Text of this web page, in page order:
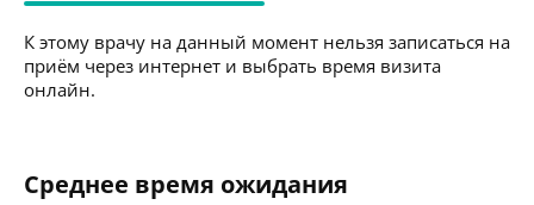
К этому врачу на данный момент нельзя записаться на
приём через интернет и выбрать время визита
онлайн.
Среднее время ожидания